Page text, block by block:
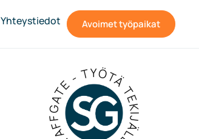
Yhteystiedot Avoimet työpaikat